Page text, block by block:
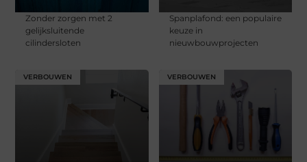
Zonder zorgen met 2
gelijksluitende
cilindersloten
Spanplafond: een populaire
keuze in
nieuwbouwprojecten
VERBOUWEN VERBOUWEN